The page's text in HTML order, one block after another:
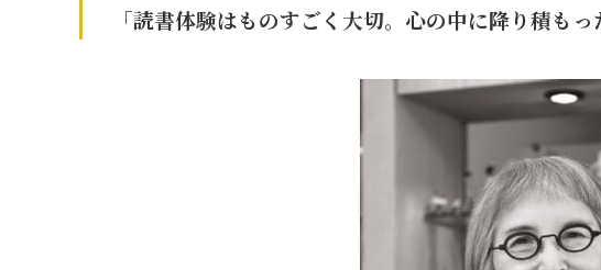
「読書体験はものすごく大切。心の中に降り積も